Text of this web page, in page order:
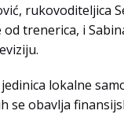
rukovoditeljica
trenerica, i
lokalne
obavlja